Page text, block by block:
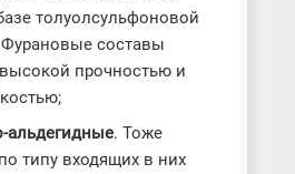
толуолсульфоновой
составы
прочностью и
альдегидные. Тоже
типу входящих в них